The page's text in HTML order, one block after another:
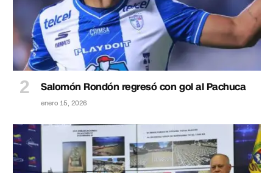
Salomón Rondón regresó con gol al Pachuca
enero 15, 2026